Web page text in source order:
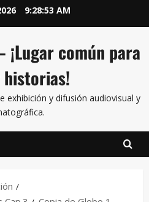
9:28:54 AM
común para
exhibición y difusión audiovisual y